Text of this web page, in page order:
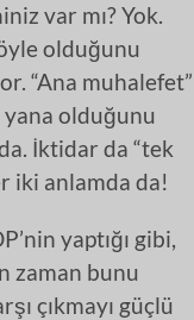
var mı? Yok.
olduğunu
“Ana muhalefet”
yana olduğunu
İktidar da “tek
iki anlamda da!
yaptığı gibi,
zaman bunu
çıkmayı güçlü